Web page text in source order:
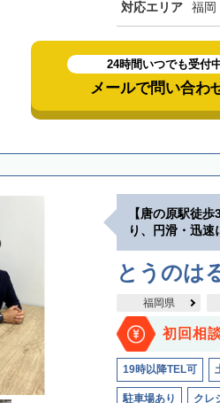
対応エリア 福岡
24時間いつでも受付
メールで問い合わ
【唐の原駅徒
り、円滑・迅
とうのは
福岡県
初回相
19時以降TEL可
駐車場あり クレ